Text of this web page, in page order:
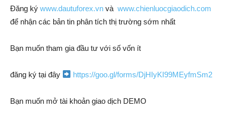
Đăng ký www.dautuforex.vn và www.chienluocgiaodich.com
để nhận các bản tin phân tích thị trường sớm nhất
Bạn muốn tham gia đầu tư với số vốn ít
đăng ký tại đây https://goo.gl/forms/DjHIyKI99MEyfmSm2
Bạn muốn mở tài khoản giao dịch DEMO